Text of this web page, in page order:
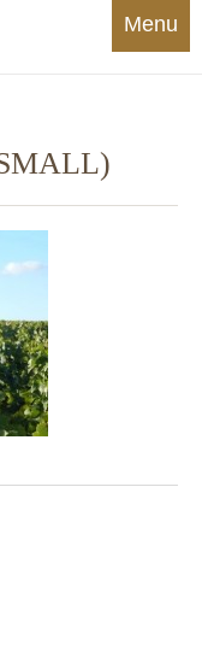
Menu